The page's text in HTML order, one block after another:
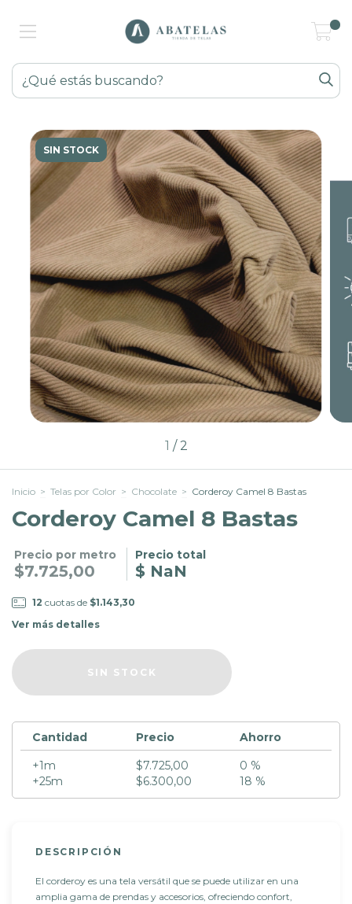
SIN STOCK
1 / 2
Inicio > Telas por Color > Chocolate > Corderoy Camel 8 Bastas
Corderoy Camel 8 Bastas
Precio por metro
$7.725,00
Precio total
$ NaN
12 cuotas de $1.143,30
Ver más detalles
Cantidad Precio
Ahorro
+1m
$7.725,00
0 %
+25m
$6.300,00 18 %
DESCRIPCIÓN
El corderoy es una tela versátil que se puede utilizar en una
amplia gama de prendas y accesorios, ofreciendo confort,